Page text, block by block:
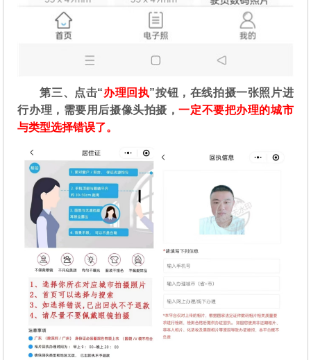
第三、点击“办理回执”按钮，在线拍摄一张照片进
行办理，需要用后摄像头拍摄，一定不要把办理的城市
与类型选择错误了。